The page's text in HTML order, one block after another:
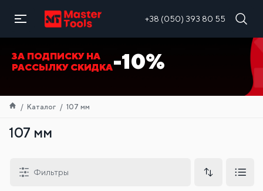
+38 (050) 393 80 55
RU
ЗА ПОДПИСКУ НА
РАССЫЛКУ СКИДКА-10%
Каталог 107 мм
107 мм
Фильтры